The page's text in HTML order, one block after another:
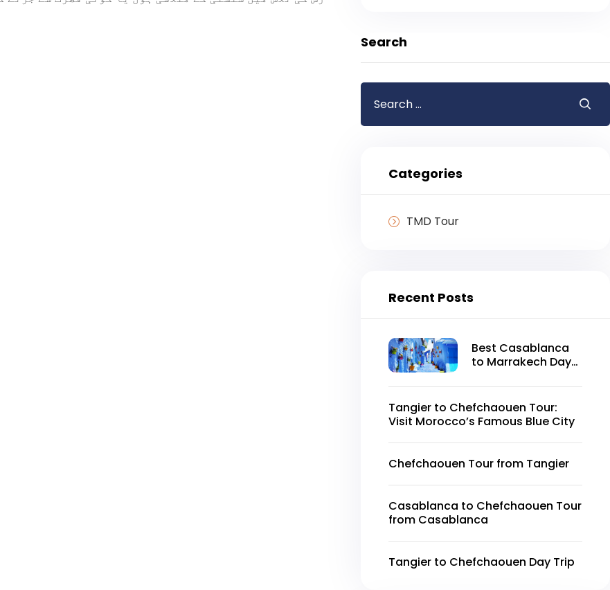
Search
Search
for:
Categories
TMD Tour
Recent Posts
Best Casablanca
to Marrakech Day
Tangier to Chefchaouen Tour:
Visit Morocco’s Famous Blue City
Chefchaouen Tour from Tangier
Casablanca to Chefchaouen Tour
from Casablanca
Tangier to Chefchaouen Day Trip